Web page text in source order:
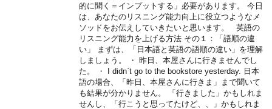
的に聞く＝インプットする」必要があります。 今日
は、あなたのリスニング能力向上に役立つようなメ
ソッドをお伝えしていきたいと思います。 英語の
リスニング能力を上げる方法 その１：「語順の違
い」 まずは、「日本語と英語の語順の違い」を理解
しましょう。 ・ 昨日、本屋さんに行きませんでし
た。 ・ I didn`t go to the bookstore yesterday. 日本
語の場合、「昨日、本屋さんに行きま」まで聞いて
も結果が分かりません。 「行きました」かもしれま
せんし、「行こうと思ってたけど、、」かもしれま